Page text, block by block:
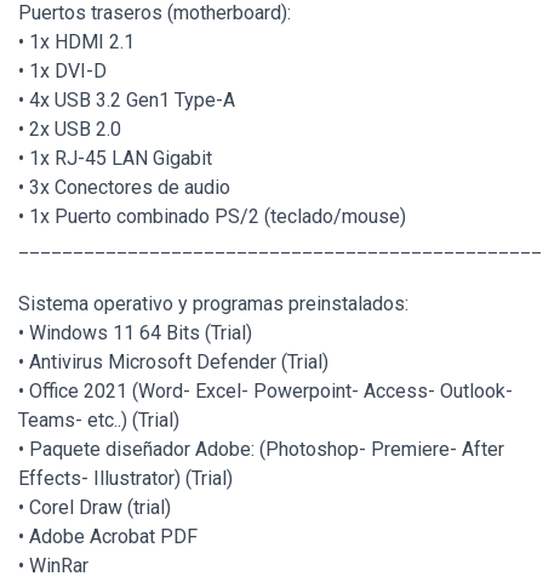
Puertos traseros (motherboard):
• 1x HDMI 2.1
• 1x DVI-D
• 4x USB 3.2 Gen1 Type-A
• 2x USB 2.0
• 1x RJ-45 LAN Gigabit
• 3x Conectores de audio
• 1x Puerto combinado PS/2 (teclado/mouse)
Sistema operativo y programas preinstalados:
• Windows 11 64 Bits (Trial)
• Antivirus Microsoft Defender (Trial)
• Office 2021 (Word- Excel- Powerpoint- Access- Outlook-
Teams- etc..) (Trial)
• Paquete diseñador Adobe: (Photoshop- Premiere- After
Effects- Illustrator) (Trial)
• Corel Draw (trial)
• Adobe Acrobat PDF
• WinRar